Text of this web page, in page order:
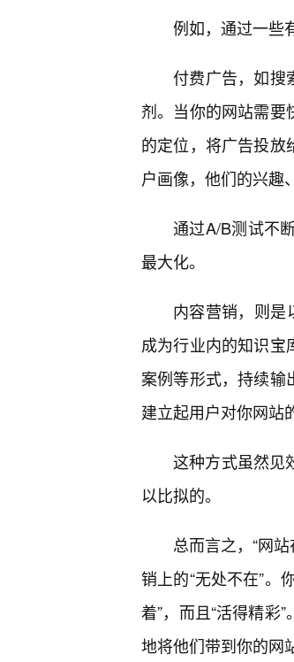
例如，通过一些
付费广告，如搜
剂。当你的网站需要
的定位，将广告投放
户画像，他们的兴趣
通过A/B测试不
最大化。
内容营销，则是
成为行业内的知识宝
案例等形式，持续输
建立起用户对你网站
这种方式虽然见
以比拟的。
总而言之，“网
销上的“无处不在”。
着”，而且“活得精彩
地将他们带到你的网